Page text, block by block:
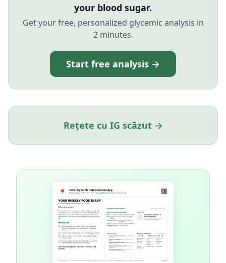
your blood sugar.
Get your free, personalized glycemic analysis in
2 minutes.
Start free analysis →
Rețete cu IG scăzut →